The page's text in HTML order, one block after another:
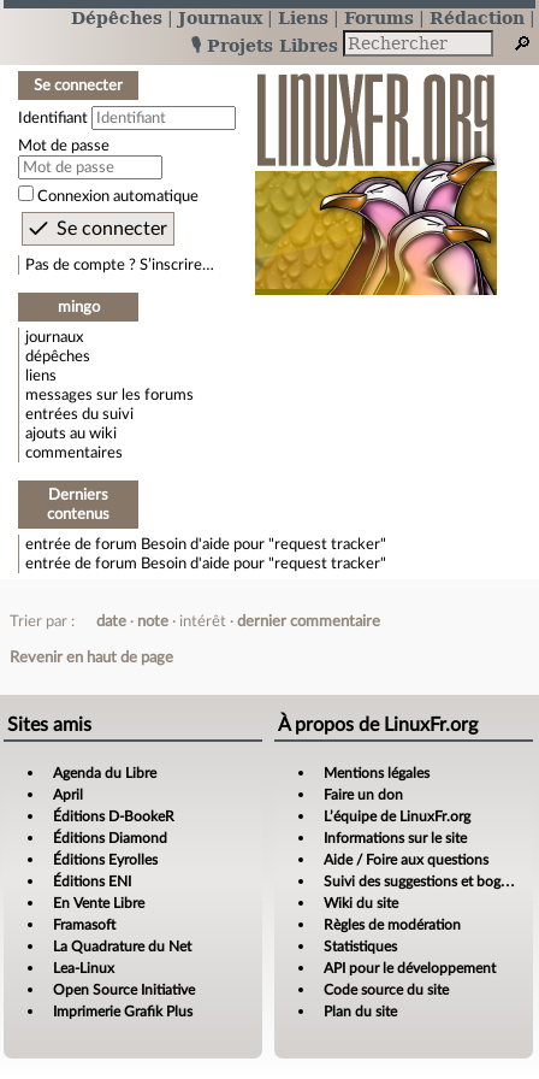
Dépêches Journaux Liens Forums
Rédaction
🎙️ Projets Libres
Se connecter
Identifiant
Mot de passe
Connexion automatique
Pas de compte ? S’inscrire…
mingo
journaux
dépêches
liens
messages sur les forums
entrées du suivi
ajouts au wiki
commentaires
Derniers
contenus
entrée de forum Besoin d'aide pour "request tracker"
entrée de forum Besoin d'aide pour "request tracker"
Trier par : date note intérêt dernier commentaire
Revenir en haut de page
Sites amis
Agenda du Libre
April
Éditions D-BookeR
Éditions Diamond
Éditions Eyrolles
Éditions ENI
En Vente Libre
Framasoft
La Quadrature du Net
Lea-Linux
Open Source Initiative
Imprimerie Grafik Plus
À propos de LinuxFr.org
Mentions légales
Faire un don
L’équipe de LinuxFr.org
Informations sur le site
Aide / Foire aux questions
Suivi des suggestions et bogues
Wiki du site
Règles de modération
Statistiques
API pour le développement
Code source du site
Plan du site